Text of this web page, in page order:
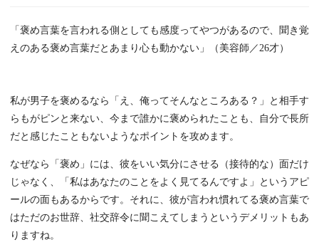
「褒め言葉を言われる側としても感度ってやつがあるので、聞き覚
えのある褒め言葉だとあまり心も動かない」（美容師／26才）
私が男子を褒めるなら「え、俺ってそんなところある？」と相手す
らもがピンと来ない、今まで誰かに褒められたことも、自分で長所
だと感じたこともないようなポイントを攻めます。
なぜなら「褒め」には、彼をいい気分にさせる（接待的な）面だけ
じゃなく、「私はあなたのことをよく見てるんですよ」というアピ
ールの面もあるからです。それに、彼が言われ慣れてる褒め言葉で
はただのお世辞、社交辞令に聞こえてしまうというデメリットもあ
りますね。